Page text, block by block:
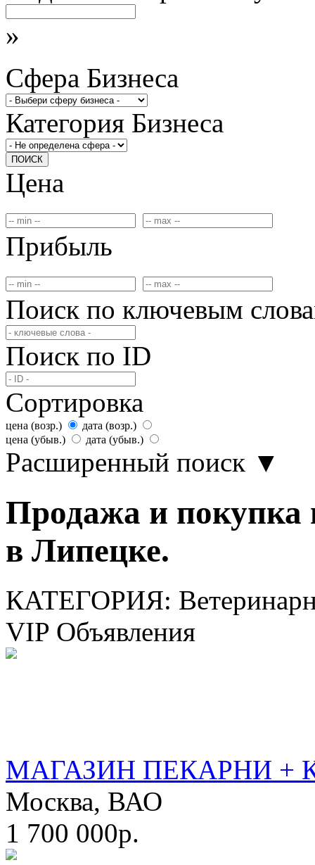
»
Сфера Бизнеса
Категория Бизнеса
ПОИСК
Цена
Прибыль
Поиск по ключевым
Поиск по ID
Сортировка
цена (возр.)
дата (возр.)
цена (убыв.)
дата (убыв.)
Расширенный поиск ▼
Продажа и покупка
в Липецке.
КАТЕГОРИЯ:
VIP Объявления
МАГАЗИН ПЕКАРНИ +
Москва, ВАО
1 700 000р.